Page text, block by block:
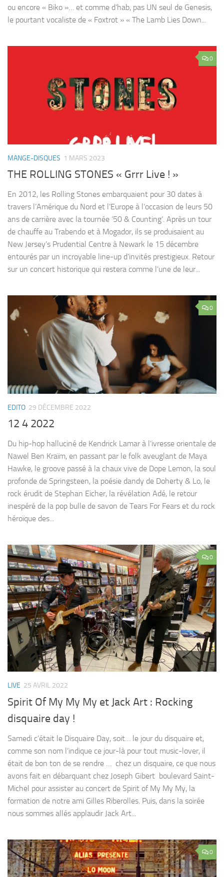
ou encore « Biko »… et comme d’hab, pas UN seul de Genesis,
le pourtant vocaliste de « Foxtrot » « The Lamb Lies Down...
0
MANGE-DISQUES 1 MARS 2023
THE ROLLING STONES « Grrr Live ! »
En 2012, les Rolling Stones embarquaient pour 30 dates à
travers l’Amérique du Nord et l’Europe à l’occasion de leurs 50
ans de carrière avec la tournée ’50 & Counting’. Après un tour
de chauffe au Trabendo et à Mogador, ils se produisaient au
New Jersey’s Prudential Centre à Newark le 15 décembre
entourés par un incroyable line-up d’invités prestigieux. Retour
sur un concert historique qui restera comme l’une de leur...
0
EDITO 29 DÉCEMBRE 2022
12 4 2022
Du hip-hop halluciné de Kendrick Lamar à l’ivresse orientale de
Nawel Ben Kraïm, en passant par le folk aveuglant de Maya
Hawke, le groove passé à la chaux vive de Dope Lemon, la soul
profonde de Springsteen, la poésie dandy de Doherty & Lo, le
rock érudit de Stephan Eicher, la révélation Adé, le retour
inespéré de la pop bulle de savon de Tears For Fears et du rock
héroïque des...
0
LIVE 25 AVRIL 2022
Spirit Of My My My et Jack Art : Rocking
disquaire day !
Samedi c’était le Disquaire Day, soit… le jour du disquaire et,
comme son nom l’indique ce jour-là pour tout music-lover, il
était de bon ton de se rendre … chez un disquaire, ce que nous
avons fait en débarquant chez Joseph Gibert boulevard Saint-
Michel pour assister au concert de Spirit of My My My, la
formation de notre ami Gilles Riberolles. Puis, dans la soirée
nous sommes allés applaudir Jack Art...
0